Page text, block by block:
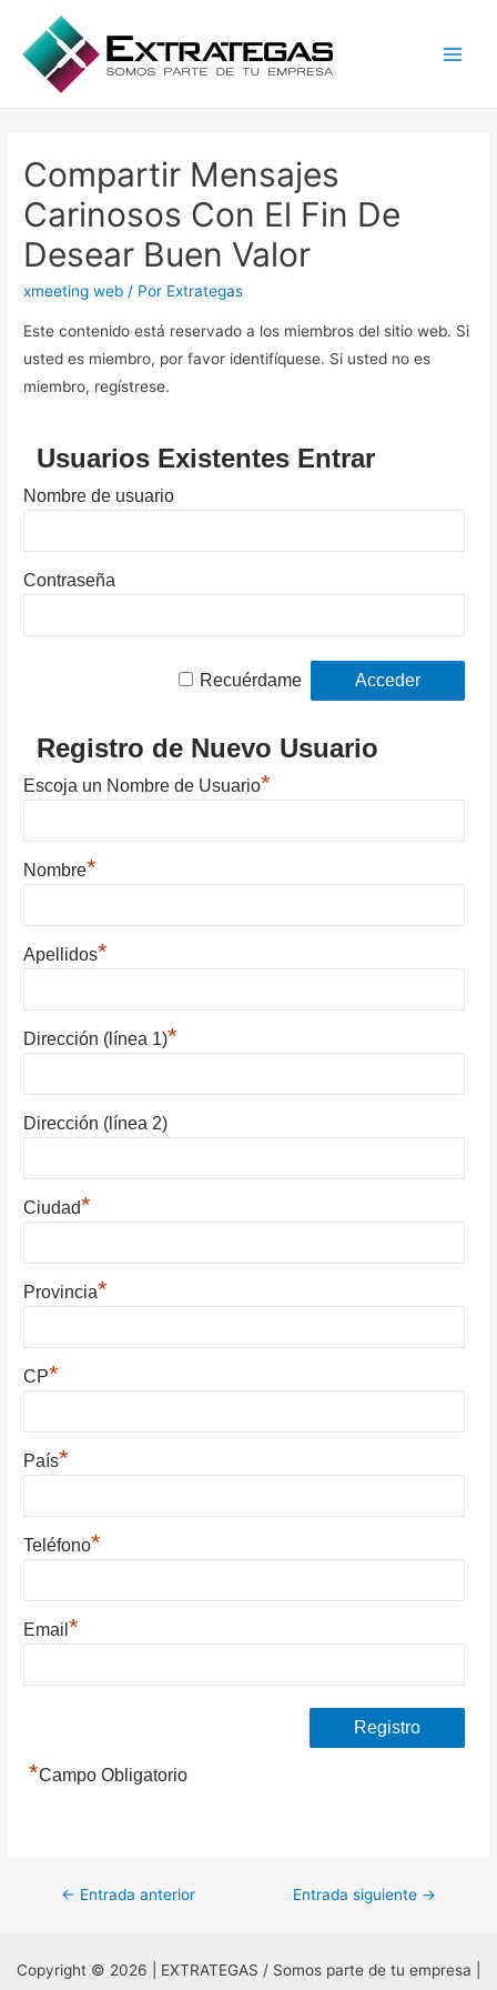
Compartir Mensajes
Carinosos Con El Fin De
Desear Buen Valor
xmeeting web / Por Extrategas
Este contenido está reservado a los miembros del sitio web. Si
usted es miembro, por favor identifíquese. Si usted no es
miembro, regístrese.
Usuarios Existentes Entrar
Nombre de usuario
Contraseña
Recuérdame
Registro de Nuevo Usuario
Escoja un Nombre de Usuario*
Nombre*
Apellidos*
Dirección (línea 1)*
Dirección (línea 2)
Ciudad*
Provincia*
CP*
País*
Teléfono*
Email*
*Campo Obligatorio
Navegación
entradas
← Entrada anterior Entrada siguiente →
Copyright © 2026 | EXTRATEGAS / Somos parte de tu empresa |